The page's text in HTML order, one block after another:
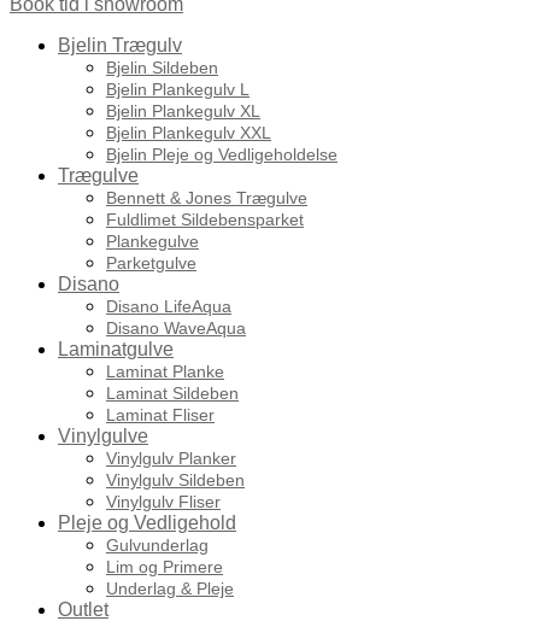
Bjelin Trægulv
Bjelin Sildeben
Bjelin Plankegulv L
Bjelin Plankegulv XL
Bjelin Plankegulv XXL
Bjelin Pleje og Vedligeholdelse
Trægulve
Bennett & Jones Trægulve
Fuldlimet Sildebensparket
Plankegulve
Parketgulve
Disano
Disano LifeAqua
Disano WaveAqua
Laminatgulve
Laminat Planke
Laminat Sildeben
Laminat Fliser
Vinylgulve
Vinylgulv Planker
Vinylgulv Sildeben
Vinylgulv Fliser
Pleje og Vedligehold
Gulvunderlag
Lim og Primere
Underlag & Pleje
Outlet